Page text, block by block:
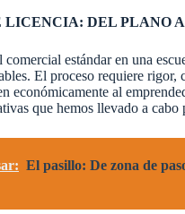
LICENCIA: DEL PLANO
estándar en una
El proceso requiere
económicamente al
que hemos llevado a
El pasillo: De zona de